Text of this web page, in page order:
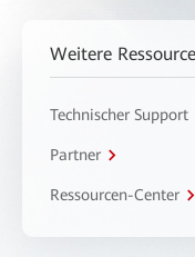
Weitere
Technischer Support
Partner
Ressourcen-Center